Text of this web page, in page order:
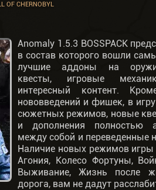
OF CHERNOBYL
Anomaly 1.5.3 BOSSPACK
в состав которого вошли
лучшие аддоны на
квесты, игровые
интересный контент.
нововведений и фишек, в
сюжетных режимов, новые
и дополнения полностью
между собой и переведенные
Наличие новых режимов
Агония, Колесо Фортуны,
Выживание, Жизнь после
дорога, вам не дадут